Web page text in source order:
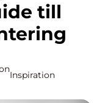
till
Inspiration